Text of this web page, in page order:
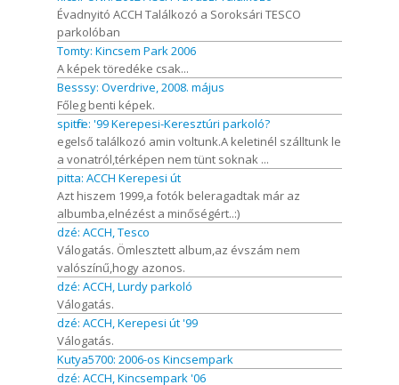
Évadnyitó ACCH Találkozó a Soroksári TESCO
parkolóban
Tomty: Kincsem Park 2006
A képek töredéke csak...
Besssy: Overdrive, 2008. május
Főleg benti képek.
spitfire: '99 Kerepesi-Keresztúri parkoló?
egelső találkozó amin voltunk.A keletinél szálltunk le
a vonatról,térképen nem tünt soknak ...
pitta: ACCH Kerepesi út
Azt hiszem 1999,a fotók beleragadtak már az
albumba,elnézést a minőségért..:)
dzé: ACCH, Tesco
Válogatás. Ömlesztett album,az évszám nem
valószínű,hogy azonos.
dzé: ACCH, Lurdy parkoló
Válogatás.
dzé: ACCH, Kerepesi út '99
Válogatás.
Kutya5700: 2006-os Kincsempark
dzé: ACCH, Kincsempark '06